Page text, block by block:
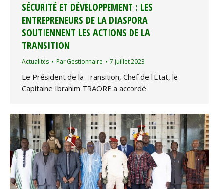
SÉCURITÉ ET DÉVELOPPEMENT : LES
ENTREPRENEURS DE LA DIASPORA
SOUTIENNENT LES ACTIONS DE LA
TRANSITION
Actualités Par Gestionnaire 7 juillet 2023
Le Président de la Transition, Chef de l’Etat, le
Capitaine Ibrahim TRAORE a accordé